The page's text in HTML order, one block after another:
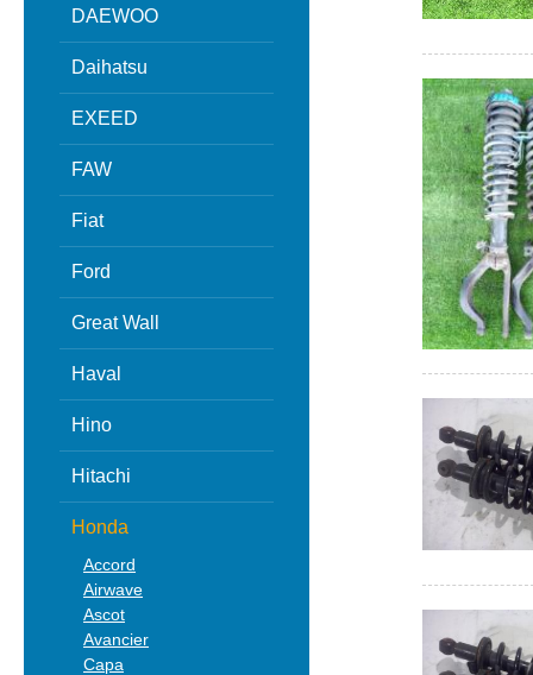
DAEWOO
Daihatsu
EXEED
FAW
Fiat
Ford
Great Wall
Haval
Hino
Hitachi
Honda
Accord
Airwave
Ascot
Avancier
Capa